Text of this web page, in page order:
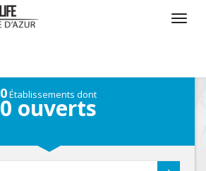
0Établissements dont
0 ouverts